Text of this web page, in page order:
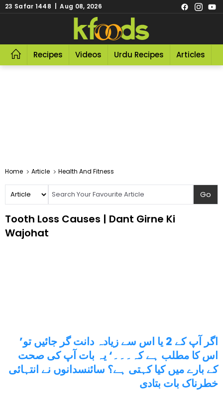
23 Safar 1448 | Aug 08, 2026
Recipes Videos Urdu Recipes Articles
Home Article Health And Fitness
Tooth Loss Causes | Dant Girne Ki
Wajohat
’اگر آپ کے 2 یا اس سے زیادہ دانت گر جائیں تو
اس کا مطلب ہے کہ۔۔۔‘ یہ بات آپ کی صحت
کے بارے میں کیا کہتی ہے؟ سائنسدانوں نے انتہائی
خطرناک بات بتادی